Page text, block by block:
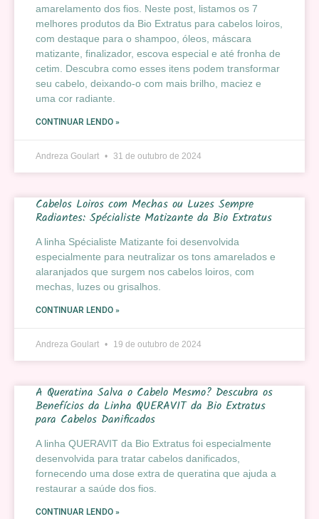
amarelamento dos fios. Neste post, listamos os 7
melhores produtos da Bio Extratus para cabelos loiros,
com destaque para o shampoo, óleos, máscara
matizante, finalizador, escova especial e até fronha de
cetim. Descubra como esses itens podem transformar
seu cabelo, deixando-o com mais brilho, maciez e
uma cor radiante.
CONTINUAR LENDO »
Andreza Goulart 31 de outubro de 2024
Cabelos Loiros com Mechas ou Luzes Sempre
Radiantes: Spécialiste Matizante da Bio Extratus
A linha Spécialiste Matizante foi desenvolvida
especialmente para neutralizar os tons amarelados e
alaranjados que surgem nos cabelos loiros, com
mechas, luzes ou grisalhos.
CONTINUAR LENDO »
Andreza Goulart 19 de outubro de 2024
A Queratina Salva o Cabelo Mesmo? Descubra os
Benefícios da Linha QUERAVIT da Bio Extratus
para Cabelos Danificados
A linha QUERAVIT da Bio Extratus foi especialmente
desenvolvida para tratar cabelos danificados,
fornecendo uma dose extra de queratina que ajuda a
restaurar a saúde dos fios.
CONTINUAR LENDO »